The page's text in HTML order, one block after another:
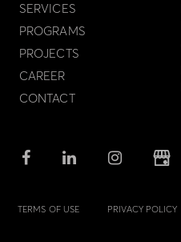
SERVICES
PROGRAMS
PROJECTS
CAREER
CONTACT
TERMS OF USE PRIVACY POLICY